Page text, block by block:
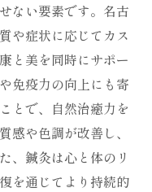
ない要素です。名古
や症状に応じてカス
と美を同時にサポー
免疫力の向上にも寄
とで、自然治癒力を
感や色調が改善し、
、鍼灸は心と体のリ
を通じてより持続的